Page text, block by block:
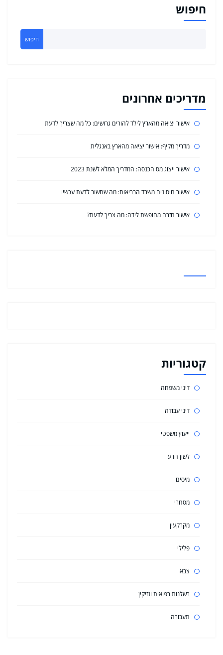
חיפוש
חיפוש
מדריכים אחרונים
אישור יציאה מהארץ לילד להורים גרושים: כל מה שצריך לדעת
מדריך מקיף: אישור יציאה מהארץ באנגלית
אישור ייצוג מס הכנסה: המדריך המלא לשנת 2023
אישור חיסונים משרד הבריאות: מה שחשוב לדעת עכשיו
אישור חזרה מחופשת לידה: מה צריך לדעת?
קטגוריות
דיני משפחה
דיני עבודה
ייעוץ משפטי
לשון הרע
מיסים
מסחרי
מקרקעין
פלילי
צבא
רשלנות רפואית ונזיקין
תעבורה